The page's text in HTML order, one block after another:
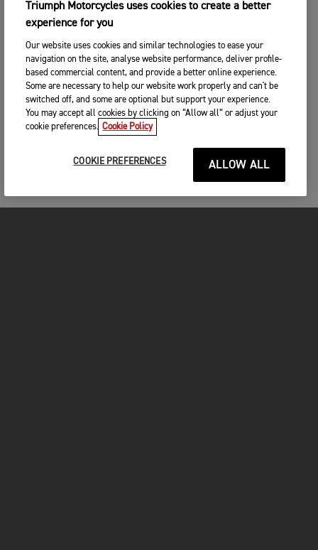
Triumph Motorcycles uses cookies to create a better
experience for you
Our website uses cookies and similar technologies to ease your
navigation on the site, analyse website performance, deliver profile-
based commercial content, and provide a better online experience.
Some are necessary to help our website work properly and can't be
switched off, and some are optional but support your experience.
You may accept all cookies by clicking on “Allow all” or adjust your
cookie preferences. Cookie Policy
COOKIE PREFERENCES ALLOW ALL